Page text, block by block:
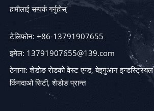
हामीलाई सम्पर्क गर्नुहोस्
टेलिफोन: +86-13791907655
इमेल: 13791907655@139.com
ठेगाना: शेडोङ रोडको वेस्ट एन्ड, बेइगुआन इन्डस्ट्रियल
किंगदाओ सिटी, शेडोङ प्रान्त